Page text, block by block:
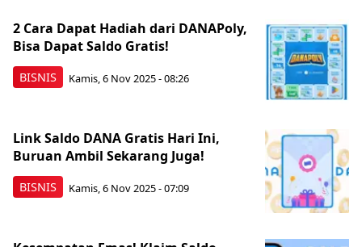
BISNIS
2 Cara Dapat Hadiah dari DANAPoly,
Bisa Dapat Saldo Gratis!
Kamis, 6 Nov 2025 - 08:26
BISNIS
Link Saldo DANA Gratis Hari Ini,
Buruan Ambil Sekarang Juga!
Kamis, 6 Nov 2025 - 07:09